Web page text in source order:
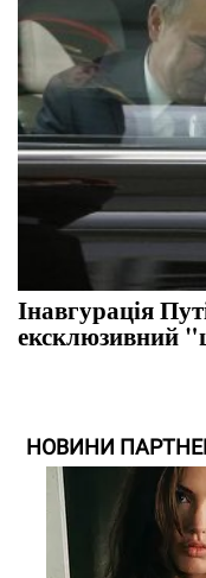
Інавгурація
ексклюзивний
НОВИНИ